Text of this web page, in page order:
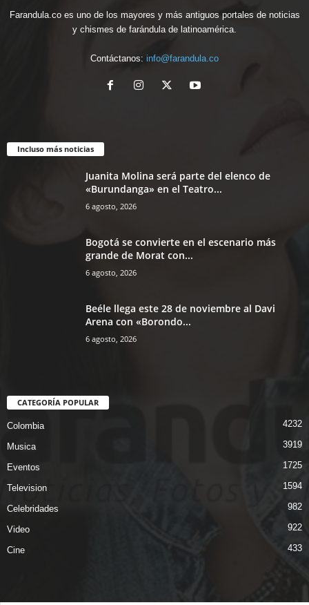
Farandula.co es uno de los mayores y más antiguos portales de noticias
y chismes de farándula de latinoamérica.
Contáctanos: info@farandula.co
Incluso más noticias
Juanita Molina será parte del elenco de
«Burundanga» en el Teatro...
6 agosto, 2026
Bogotá se convierte en el escenario más
grande de Morat con...
6 agosto, 2026
Beéle llega este 28 de noviembre al Davi
Arena con «Borondo...
6 agosto, 2026
CATEGORÍA POPULAR
Colombia 4232
Musica 3919
Eventos 1725
Television 1594
Celebridades 982
Video 922
Cine 433